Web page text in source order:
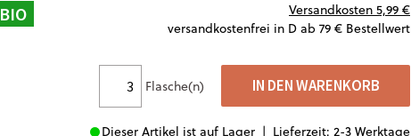
BIO Versandkosten 5,99 €
versandkostenfrei in D ab 79 € Bestellwert
Flasche(n) IN DEN WARENKORB
Lieferzeit: 2-3 Werktage
Dieser Artikel ist auf Lager |